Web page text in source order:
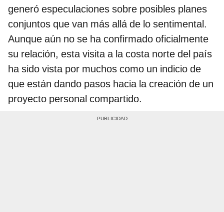
generó especulaciones sobre posibles planes
conjuntos que van más allá de lo sentimental.
Aunque aún no se ha confirmado oficialmente
su relación, esta visita a la costa norte del país
ha sido vista por muchos como un indicio de
que están dando pasos hacia la creación de un
proyecto personal compartido.